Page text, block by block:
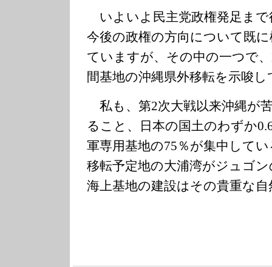
いよいよ民主党政権発足ま
今後の政権の方向について既
ていますが、その中の一つで
間基地の沖縄県外移転を示唆
私も、第2次大戦以来沖縄が
ること、日本の国土のわずか
軍専用基地の75％が集中して
移転予定地の大浦湾がジュゴ
海上基地の建設はその貴重な